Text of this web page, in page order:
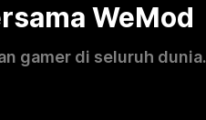
WeMod
gamer di seluruh